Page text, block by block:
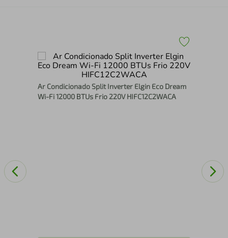
Ar Condicionado Split Inverter Elgin Eco Dream
Wi-Fi 12000 BTUs Frio 220V HIFC12C2WACA